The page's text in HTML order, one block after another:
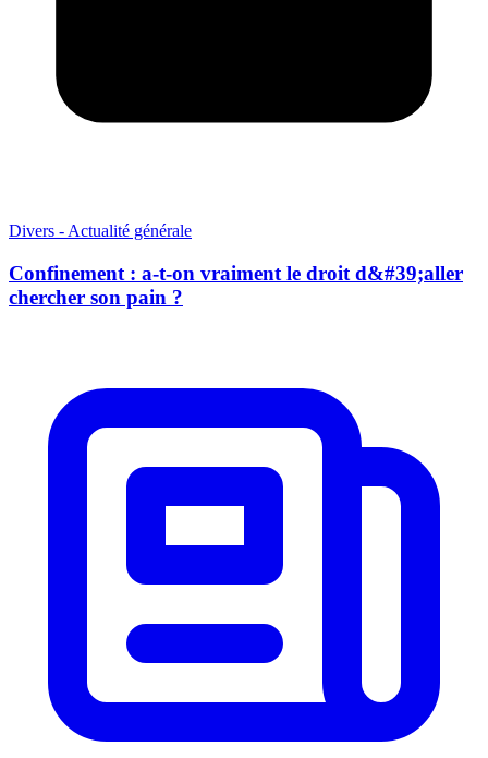
Divers - Actualité générale
Confinement : a-t-on vraiment le droit d&#39;aller
chercher son pain ?